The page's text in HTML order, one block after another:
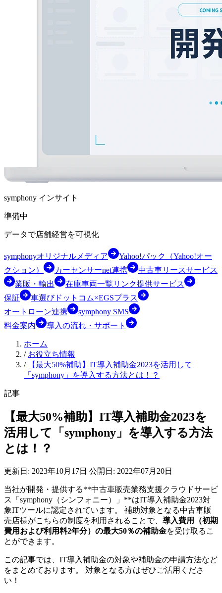
symphony インサイト
準備中
データで店舗経営を可視化
symphonyオリジナルメディア
Yahoo!パック（Yahoo!オー
クション）
カーセンサーnet連携
中古車リースサービス
業販・輸出
在庫車両一覧リンク提供サービス
保証
車選びドットコム×EGSプラス
オートローン連携
symphony SMS
料金案内
導入の流れ・サポート
ホーム
/ お役立ち情報
/
【最大50%補助】IT導入補助金2023を活用して
「symphony」を導入する方法とは！？
記事
【最大50%補助】IT導入補助金2023を
活用して「symphony」を導入する方法
とは！？
更新日: 2023年10月17日 公開日: 2022年07月20日
当社が開発・提供する**中古車販売業務支援クラウドサービ
ス「symphony（シンフォニー）」**はIT導入補助金2023対
象ITツールに認定されています。 補助対象となる中古車販
売店様がこちらの制度を利用されることで、 導入費用（初期
費用および利用料2年分）の最大50％の補助金を受け取るこ
とができます。
この記事では、IT導入補助金の対象や補助金の申請方法など
をまとめております。 対象となる方はぜひご活用くださ
い！